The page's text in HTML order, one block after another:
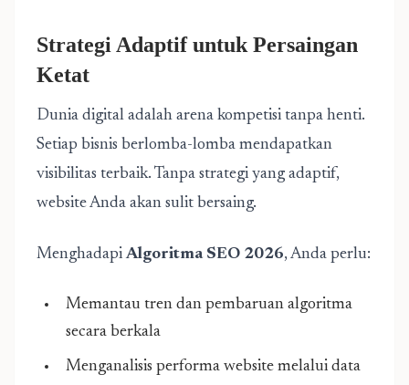
Strategi Adaptif untuk Persaingan
Ketat
Dunia digital adalah arena kompetisi tanpa henti.
Setiap bisnis berlomba-lomba mendapatkan
visibilitas terbaik. Tanpa strategi yang adaptif,
website Anda akan sulit bersaing.
MenghadapiAlgoritma SEO 2026, Anda perlu:
Memantau tren dan pembaruan algoritma
secara berkala
Menganalisis performa website melalui data